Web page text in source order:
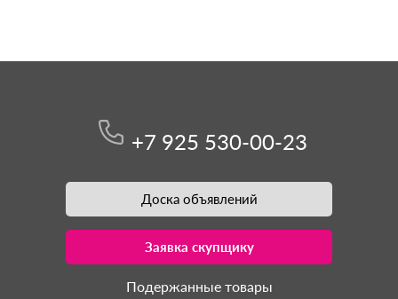
+7 925 530-00-23
Доска объявлений
Заявка скупщику
Подержанные товары